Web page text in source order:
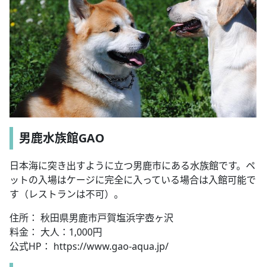
男鹿水族館GAO
日本海に突き出すように立つ男鹿市にある水族館です。ペ
ットの入場はケージに完全に入っている場合は入館可能で
す（レストランは不可）。
住所： 秋田県男鹿市戸賀塩浜字壺ヶ沢
料金： 大人：1,000円
公式HP： https://www.gao-aqua.jp/